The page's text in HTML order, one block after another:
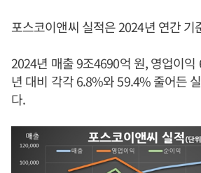
포스코이앤씨 실적은 2024년 연간 기
2024년 매출 9조4690억 원, 영업이
년 대비 각각 6.8%와 59.4% 줄어든
다.